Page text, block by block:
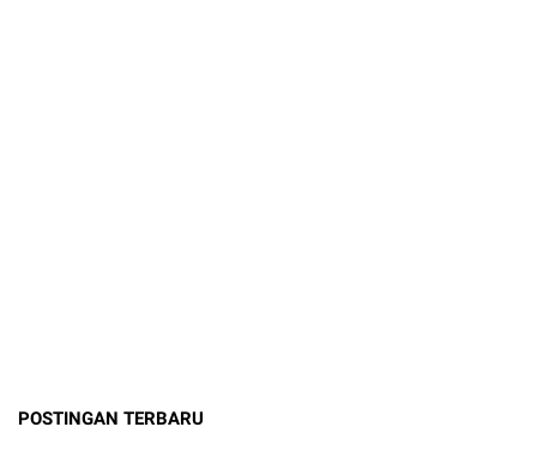
POSTINGAN TERBARU